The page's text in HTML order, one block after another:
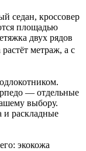
седан, кроссовер
площадью
двух рядов
метраж, а с
— отдельные
выбору.
и раскладные
экокожа